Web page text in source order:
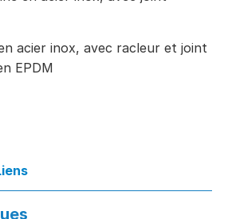
acier inox, avec racleur et joint
EPDM